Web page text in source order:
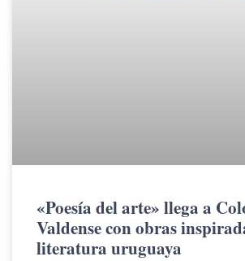
«Poesía del arte» llega a
Valdense con obras
literatura uruguaya